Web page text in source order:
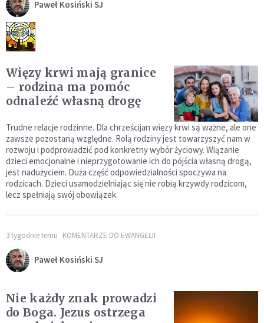
Paweł Kosiński SJ
Więzy krwi mają granice
– rodzina ma pomóc
odnaleźć własną drogę
Trudne relacje rodzinne. Dla chrześcijan więzy krwi są ważne, ale one
zawsze pozostaną względne. Rolą rodziny jest towarzyszyć nam w
rozwoju i podprowadzić pod konkretny wybór życiowy. Wiązanie
dzieci emocjonalne i nieprzygotowanie ich do pójścia własną drogą,
jest nadużyciem. Duża część odpowiedzialności spoczywa na
rodzicach. Dzieci usamodzielniając się nie robią krzywdy rodzicom,
lecz spełniają swój obowiązek.
3 tygodnie temu KOMENTARZE DO EWANGELII
Paweł Kosiński SJ
Nie każdy znak prowadzi
do Boga. Jezus ostrzega